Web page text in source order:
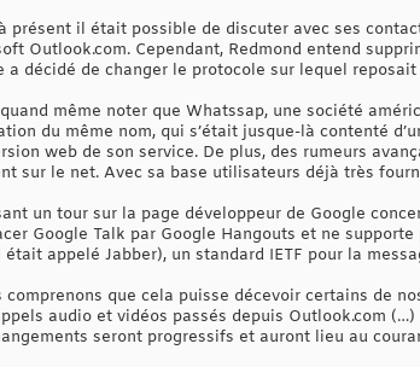
présent il était possible de discuter avec ses
Outlook.com. Cependant, Redmond entend
a décidé de changer le protocole sur lequel
même noter que Whatssap, une société
du même nom, qui s’était jusque-là contenté
web de son service. De plus, des rumeurs
sur le net. Avec sa base utilisateurs déjà très
un tour sur la page développeur de Google
Google Talk par Google Hangouts et ne
était appelé Jabber), un standard IETF pour la
comprenons que cela puisse décevoir certains de
audio et vidéos passés depuis Outlook.com
seront progressifs et auront lieu au